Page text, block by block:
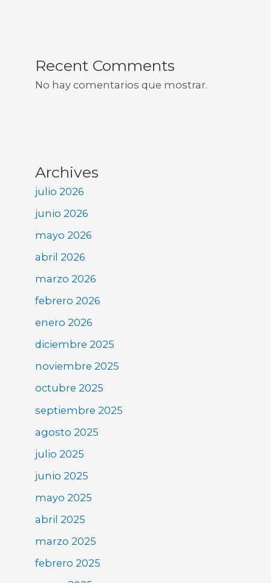
Recent Comments
No hay comentarios que mostrar.
Archives
julio 2026
junio 2026
mayo 2026
abril 2026
marzo 2026
febrero 2026
enero 2026
diciembre 2025
noviembre 2025
octubre 2025
septiembre 2025
agosto 2025
julio 2025
junio 2025
mayo 2025
abril 2025
marzo 2025
febrero 2025